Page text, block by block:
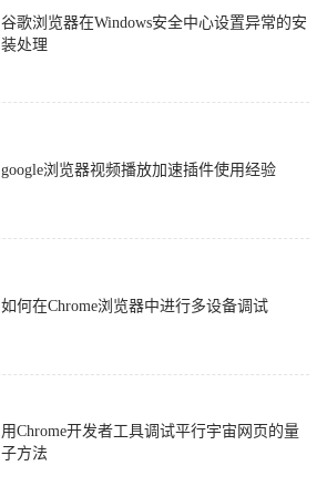
谷歌浏览器在Windows安全中心设置异常的安
装处理
google浏览器视频播放加速插件使用经验
如何在Chrome浏览器中进行多设备调试
用Chrome开发者工具调试平行宇宙网页的量
子方法